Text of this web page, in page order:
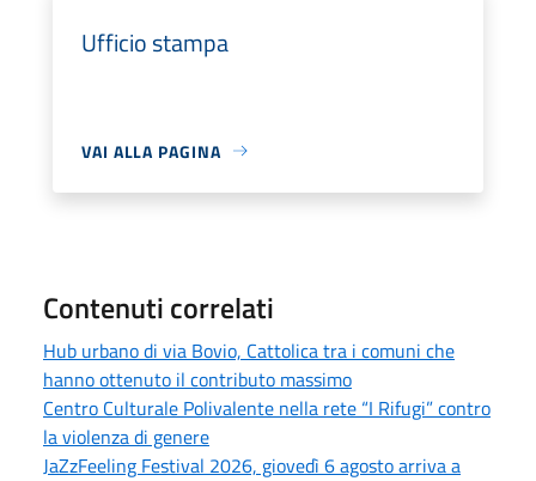
Ufficio stampa
VAI ALLA PAGINA
Contenuti correlati
Hub urbano di via Bovio, Cattolica tra i comuni che
hanno ottenuto il contributo massimo
Centro Culturale Polivalente nella rete “I Rifugi” contro
la violenza di genere
JaZzFeeling Festival 2026, giovedì 6 agosto arriva a